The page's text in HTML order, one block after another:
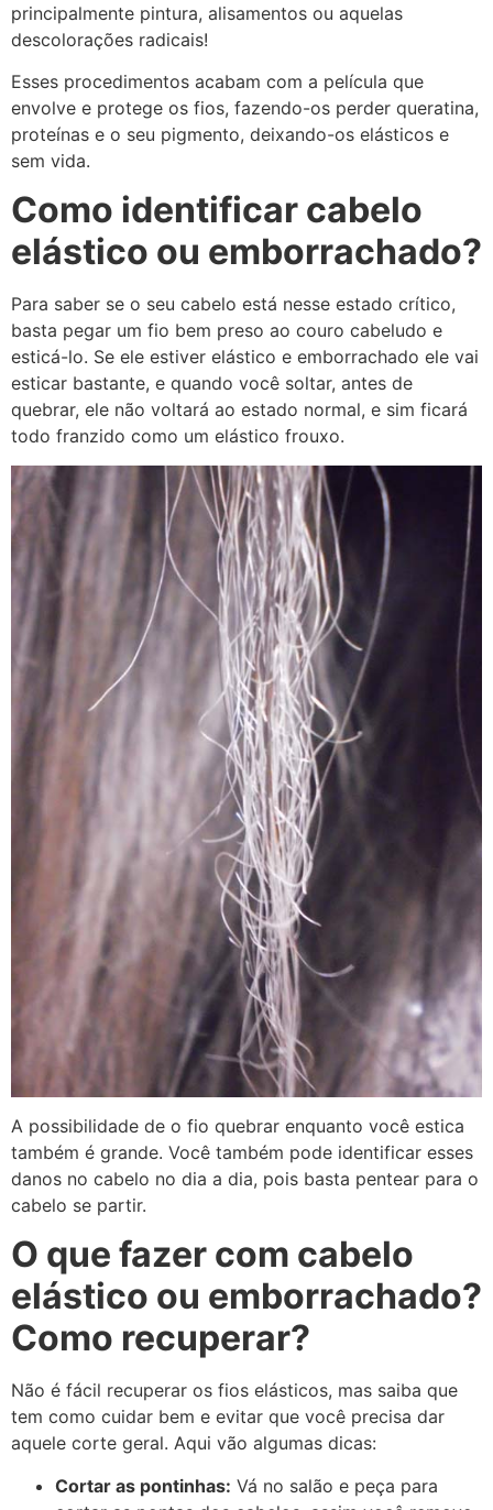
principalmente pintura, alisamentos ou aquelas
descolorações radicais!
Esses procedimentos acabam com a película que
envolve e protege os fios, fazendo-os perder queratina,
proteínas e o seu pigmento, deixando-os elásticos e
sem vida.
Como identificar cabelo
elástico ou emborrachado?
Para saber se o seu cabelo está nesse estado crítico,
basta pegar um fio bem preso ao couro cabeludo e
esticá-lo. Se ele estiver elástico e emborrachado ele vai
esticar bastante, e quando você soltar, antes de
quebrar, ele não voltará ao estado normal, e sim ficará
todo franzido como um elástico frouxo.
A possibilidade de o fio quebrar enquanto você estica
também é grande. Você também pode identificar esses
danos no cabelo no dia a dia, pois basta pentear para o
cabelo se partir.
O que fazer com cabelo
elástico ou emborrachado?
Como recuperar?
Não é fácil recuperar os fios elásticos, mas saiba que
tem como cuidar bem e evitar que você precisa dar
aquele corte geral. Aqui vão algumas dicas:
Cortar as pontinhas: Vá no salão e peça para